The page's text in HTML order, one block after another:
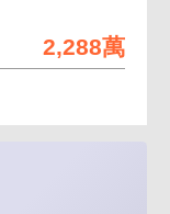
2,288萬